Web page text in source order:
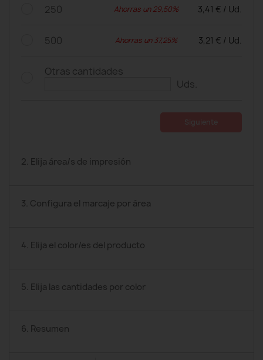
250 Ahorras un 29,50% 3,41 € / Ud.
500 Ahorras un 37,25% 3,21 € / Ud.
Otras cantidades
Uds.
2. Elija área/s de impresión
3. Configura el marcaje por área
4. Elija el color/es del producto
5. Elija las cantidades por color
6. Resumen